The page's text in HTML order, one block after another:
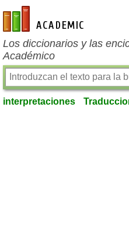
es-academic.com
Los diccionarios y las
Académico
interpretaciones